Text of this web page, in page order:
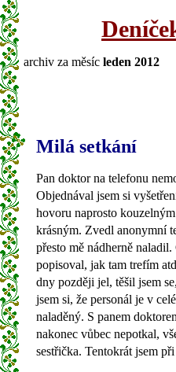
archiv za měsíc leden 2012
Milá setkání
Pan doktor na telefonu
Objednával jsem si
hovoru naprosto
krásným. Zvedl anonymní
přesto mě nádherně
popisoval, jak tam trefím
dny později jel, těšil jsem
jsem si, že personál je v
naladěný. S panem
nakonec vůbec nepotkal,
sestřička. Tentokrát jsem